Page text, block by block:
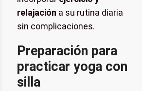
relajación a su rutina diaria
sin complicaciones.
Preparación para
practicar yoga con
silla